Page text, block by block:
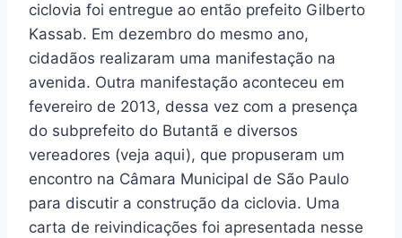
ciclovia foi entregue ao então prefeito Gilberto
Kassab. Em dezembro do mesmo ano,
cidadãos realizaram uma manifestação na
avenida. Outra manifestação aconteceu em
fevereiro de 2013, dessa vez com a presença
do subprefeito do Butantã e diversos
vereadores (veja aqui), que propuseram um
encontro na Câmara Municipal de São Paulo
para discutir a construção da ciclovia. Uma
carta de reivindicações foi apresentada nesse